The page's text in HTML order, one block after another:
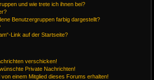
und wie trete ich ihnen bei?
Benutzergruppen farbig dargestellt?
Link auf der Startseite?
verschicken!
Private Nachrichten!
einem Mitglied dieses Forums erhalten!